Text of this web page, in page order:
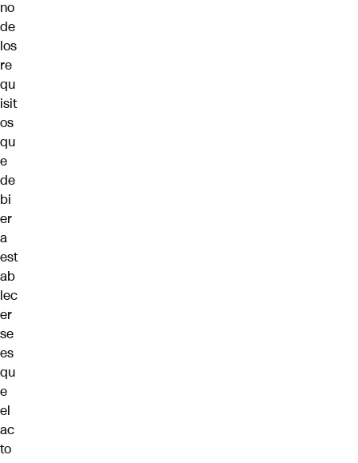
no
de
los
re
qu
isit
os
qu
e
de
bi
er
a
est
ab
lec
er
se
es
qu
e
el
ac
to